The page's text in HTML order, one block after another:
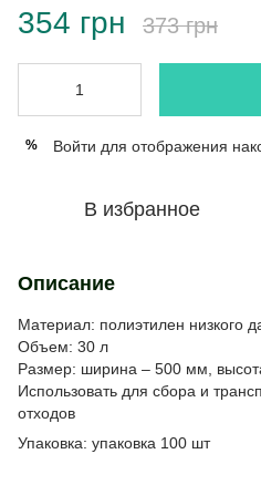
354 грн 373 грн
% Войти для отображения
В избранное
Описание
Материал: полиэтилен низкого
Объем: 30 л
Размер: ширина – 500 мм,
Использовать для сбора и
отходов
Упаковка: упаковка 100 шт